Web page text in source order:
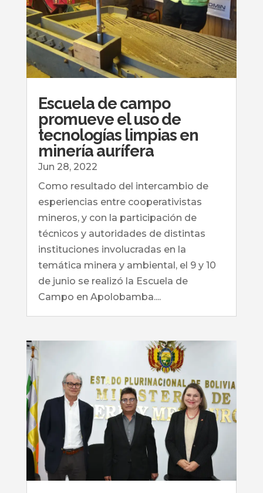
Escuela de campo
promueve el uso de
tecnologías limpias en
minería aurífera
Jun 28, 2022
Como resultado del intercambio de
esperiencias entre cooperativistas
mineros, y con la participación de
técnicos y autoridades de distintas
instituciones involucradas en la
temática minera y ambiental, el 9 y 10
de junio se realizó la Escuela de
Campo en Apolobamba....